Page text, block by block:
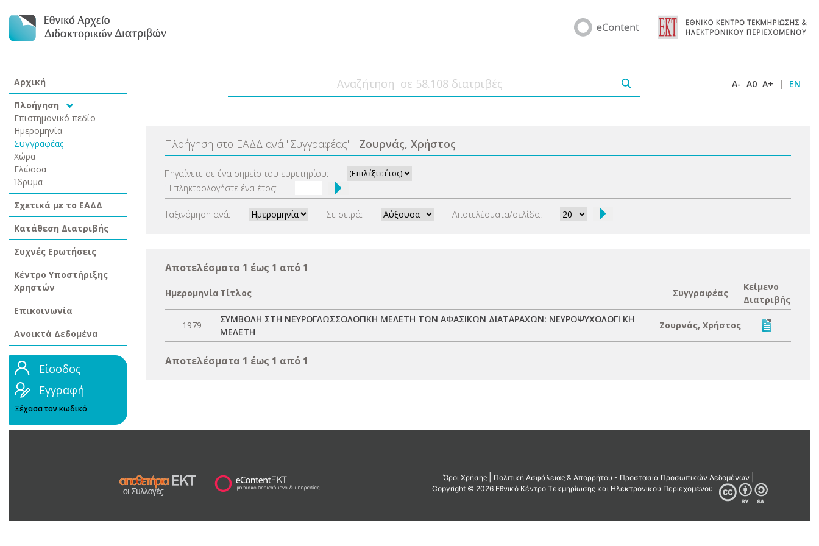
Αρχική
Πλοήγηση
Επιστημονικό πεδίο
Ημερομηνία
Συγγραφέας
Χώρα
Γλώσσα
Ίδρυμα
Σχετικά με το ΕΑΔΔ
Κατάθεση Διατριβής
Συχνές Ερωτήσεις
Κέντρο Υποστήριξης
Χρηστών
Επικοινωνία
Ανοικτά Δεδομένα
Είσοδος
Εγγραφή
Ξέχασα τον κωδικό
A- A0 A+ | EN
Πλοήγηση στο ΕΑΔΔ ανά "Συγγραφέας" : Ζουρνάς, Χρήστος
Πηγαίνετε σε ένα σημείο του ευρετηρίου:
Ή πληκτρολογήστε ένα έτος:
Ταξινόμηση ανά: Σε σειρά: Αποτελέσματα/σελίδα:
Αποτελέσματα 1 έως 1 από 1
Ημερομηνία Τίτλος Συγγραφέας
Κείμενο
Διατριβής
1979
ΣΥΜΒΟΛΗ ΣΤΗ ΝΕΥΡΟΓΛΩΣΣΟΛΟΓΙΚΗ ΜΕΛΕΤΗ ΤΩΝ ΑΦΑΣΙΚΩΝ ΔΙΑΤΑΡΑΧΩΝ: ΝΕΥΡΟΨΥΧΟΛΟΓΙ ΚΗ
ΜΕΛΕΤΗ
Ζουρνάς, Χρήστος
Αποτελέσματα 1 έως 1 από 1